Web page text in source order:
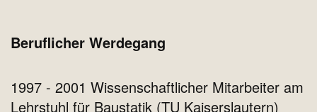
Beruflicher Werdegang
1997 - 2001 Wissenschaftlicher Mitarbeiter am
Lehrstuhl für Baustatik (TU Kaiserslautern)